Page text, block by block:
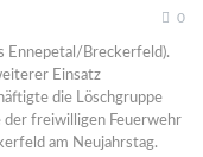
0
Ennepetal/Breckerfeld).
Einsatz
die Löschgruppe
der freiwilligen Feuerwehr
am Neujahrstag.